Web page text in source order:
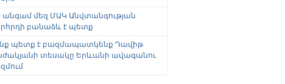
անգամ մեզ ՄԱԿ Անվտանգության
բանաձև է պետք
պետք է բազմապատկենք Դավիթ
տեսակը Երևանի ավագանու